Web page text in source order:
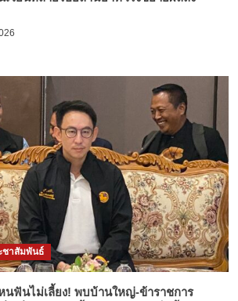
ชาสัมพันธ์
ฟันไม่เลี้ยง! พบบ้านใหญ่-ข้าราชการ